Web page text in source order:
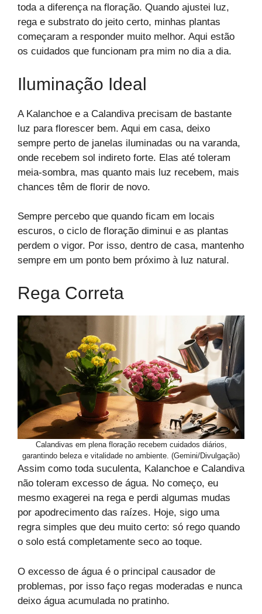
toda a diferença na floração. Quando ajustei luz,
rega e substrato do jeito certo, minhas plantas
começaram a responder muito melhor. Aqui estão
os cuidados que funcionam pra mim no dia a dia.
Iluminação Ideal
A Kalanchoe e a Calandiva precisam de bastante
luz para florescer bem. Aqui em casa, deixo
sempre perto de janelas iluminadas ou na varanda,
onde recebem sol indireto forte. Elas até toleram
meia-sombra, mas quanto mais luz recebem, mais
chances têm de florir de novo.
Sempre percebo que quando ficam em locais
escuros, o ciclo de floração diminui e as plantas
perdem o vigor. Por isso, dentro de casa, mantenho
sempre em um ponto bem próximo à luz natural.
Rega Correta
Calandivas em plena floração recebem cuidados diários,
garantindo beleza e vitalidade no ambiente. (Gemini/Divulgação)
Assim como toda suculenta, Kalanchoe e Calandiva
não toleram excesso de água. No começo, eu
mesmo exagerei na rega e perdi algumas mudas
por apodrecimento das raízes. Hoje, sigo uma
regra simples que deu muito certo: só rego quando
o solo está completamente seco ao toque.
O excesso de água é o principal causador de
problemas, por isso faço regas moderadas e nunca
deixo água acumulada no pratinho.